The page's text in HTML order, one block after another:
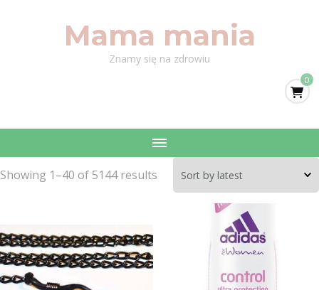
Mama mania
Znamy się na zdrowiu
0
Showing 1–40 of 5144 results